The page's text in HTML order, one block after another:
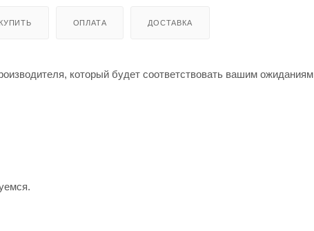
ОПЛАТА ДОСТАВКА
который будет соответствовать вашим ожиданиям